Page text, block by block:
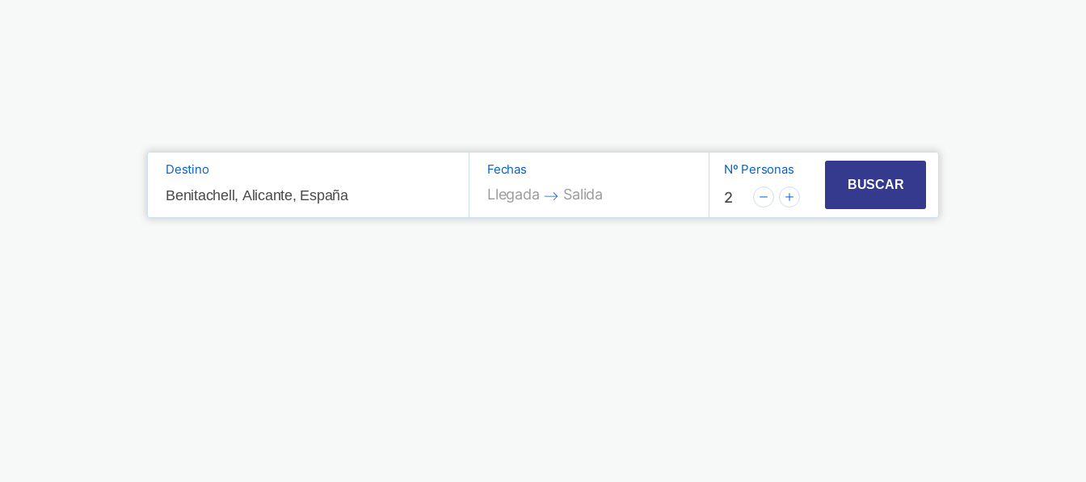
Destino Fechas
Press the down arrow key to interact with the calendar and select a date. Press the
Llegada
Press the down arrow key to interact with the calendar and select a date.
Salida
Nº Personas
2
BUSCAR